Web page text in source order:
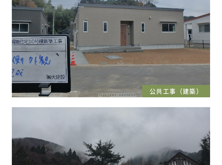
公共工事（建築）